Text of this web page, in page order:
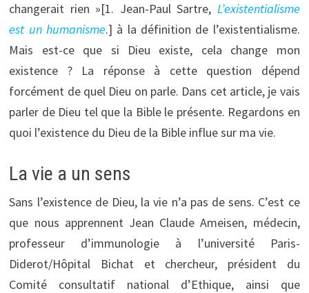
changerait rien »[1. Jean-Paul Sartre, L’existentialisme
est un humanisme.] à la définition de l’existentialisme.
Mais est-ce que si Dieu existe, cela change mon
existence ? La réponse à cette question dépend
forcément de quel Dieu on parle. Dans cet article, je vais
parler de Dieu tel que la Bible le présente. Regardons en
quoi l’existence du Dieu de la Bible influe sur ma vie.
La vie a un sens
Sans l’existence de Dieu, la vie n’a pas de sens. C’est ce
que nous apprennent Jean Claude Ameisen, médecin,
professeur d’immunologie à l’université Paris-
Diderot/Hôpital Bichat et chercheur, président du
Comité consultatif national d’Ethique, ainsi que